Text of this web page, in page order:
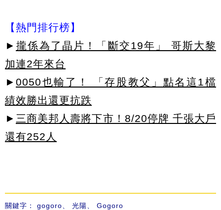
【熱門排行榜】
► 攏係為了晶片！「斷交19年」 哥斯大黎
加連2年來台
► 0050也輸了！ 「存股教父」點名這1檔
績效勝出還更抗跌
► 三商美邦人壽將下市！8/20停牌 千張大戶
還有252人
關鍵字： gogoro 光陽 Gogoro